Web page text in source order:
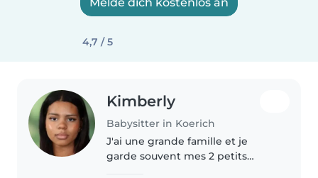
4,7 / 5
Kimberly
Babysitter in Koerich
J'ai une grande famille et je
garde souvent mes 2 petits